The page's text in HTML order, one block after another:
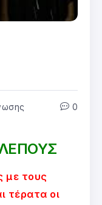
0
με τους
τέρατα οι